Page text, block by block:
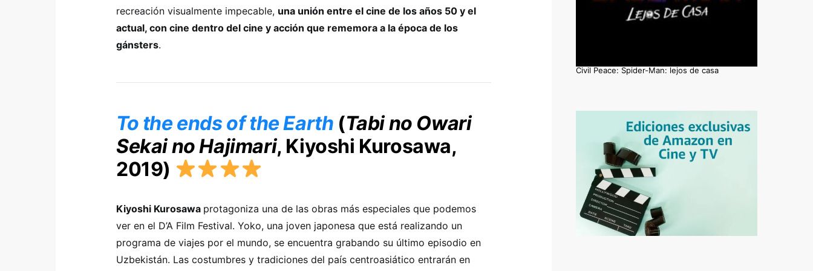
recreación visualmente impecable, una unión entre el cine de los años 50 y el
actual, con cine dentro del cine y acción que rememora a la época de los
gánsters.
To the ends of the Earth (Tabi no Owari
Sekai no Hajimari, Kiyoshi Kurosawa,
2019)
Kiyoshi Kurosawa protagoniza una de las obras más especiales que podemos
ver en el D’A Film Festival. Yoko, una joven japonesa que está realizando un
programa de viajes por el mundo, se encuentra grabando su último episodio en
Uzbekistán. Las costumbres y tradiciones del país centroasiático entrarán en
Civil Peace: Spider-Man: lejos de casa